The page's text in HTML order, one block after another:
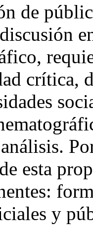
de
crítica,
esta
y